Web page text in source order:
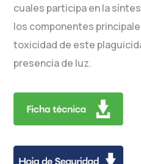
cuales participa en la
los componentes
toxicidad de este
presencia de luz.